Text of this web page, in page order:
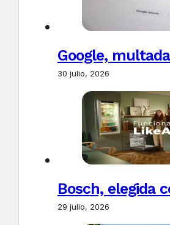
Google,
30 julio, 2026
Bosch, elegida
29 julio, 2026